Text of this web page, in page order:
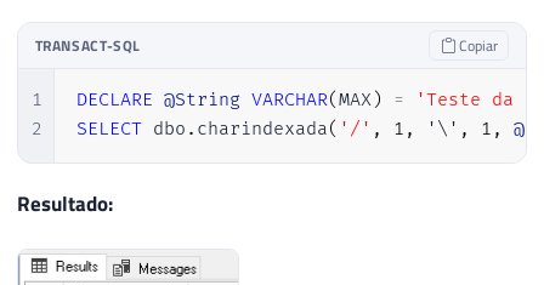
TRANSACT-SQL Copiar
1
2
DECLARE @String VARCHAR(MAX) =
'Teste da
SELECT dbo . charindexada( '/' , 1 , '\' , 1 ,
Resultado: